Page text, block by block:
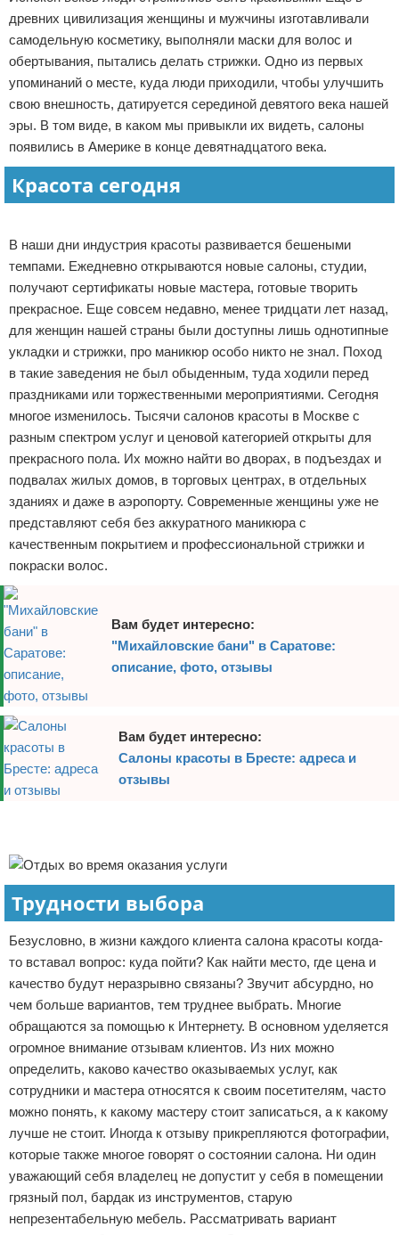
Начало бизнеса
Обзоры услуг
Самосовершенствование
Деловое общение
Менеджмент
Отказ от ответственности
древних цивилизация женщины и мужчины изготавливали
самодельную косметику, выполняли маски для волос и
обертывания, пытались делать стрижки. Одно из первых
упоминаний о месте, куда люди приходили, чтобы улучшить
свою внешность, датируется серединой девятого века нашей
эры. В том виде, в каком мы привыкли их видеть, салоны
появились в Америке в конце девятнадцатого века.
Красота сегодня
В наши дни индустрия красоты развивается бешеными
темпами. Ежедневно открываются новые салоны, студии,
получают сертификаты новые мастера, готовые творить
прекрасное. Еще совсем недавно, менее тридцати лет назад,
для женщин нашей страны были доступны лишь однотипные
укладки и стрижки, про маникюр особо никто не знал. Поход
в такие заведения не был обыденным, туда ходили перед
праздниками или торжественными мероприятиями. Сегодня
многое изменилось. Тысячи салонов красоты в Москве с
разным спектром услуг и ценовой категорией открыты для
прекрасного пола. Их можно найти во дворах, в подъездах и
подвалах жилых домов, в торговых центрах, в отдельных
зданиях и даже в аэропорту. Современные женщины уже не
представляют себя без аккуратного маникюра с
качественным покрытием и профессиональной стрижки и
покраски волос.
Вам будет интересно:
"Михайловские бани" в Саратове:
описание, фото, отзывы
Вам будет интересно:
Салоны красоты в Бресте: адреса и
отзывы
Трудности выбора
Безусловно, в жизни каждого клиента салона красоты когда-
то вставал вопрос: куда пойти? Как найти место, где цена и
качество будут неразрывно связаны? Звучит абсурдно, но
чем больше вариантов, тем труднее выбрать. Многие
обращаются за помощью к Интернету. В основном уделяется
огромное внимание отзывам клиентов. Из них можно
определить, каково качество оказываемых услуг, как
сотрудники и мастера относятся к своим посетителям, часто
можно понять, к какому мастеру стоит записаться, а к какому
лучше не стоит. Иногда к отзыву прикрепляются фотографии,
которые также многое говорят о состоянии салона. Ни один
уважающий себя владелец не допустит у себя в помещении
грязный пол, бардак из инструментов, старую
непрезентабельную мебель. Рассматривать вариант